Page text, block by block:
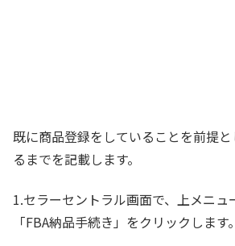
既に商品登録をしていることを前提
るまでを記載します。
1.セラーセントラル画面で、上メニュ
「FBA納品手続き」をクリックします。